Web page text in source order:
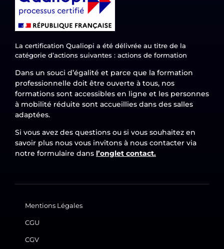
La certification Qualiopi a été délivrée au titre de la
catégorie d’actions suivantes : actions de formation
Dans un souci d’égalité et parce que la formation
professionnelle doit être ouverte à tous, nos
formations sont accessibles en ligne et les personnes
à mobilité réduite sont accueillies dans des salles
adaptées.
Si vous avez des questions ou si vous souhaitez en
savoir plus nous vous invitons à nous contacter via
notre formulaire dans l’onglet contact.
Mentions Légales
CGU
CGV